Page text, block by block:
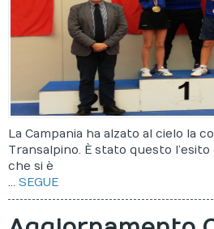
La Campania ha alzato al cielo la
Transalpino. È stato questo
che si è
... SEGUE